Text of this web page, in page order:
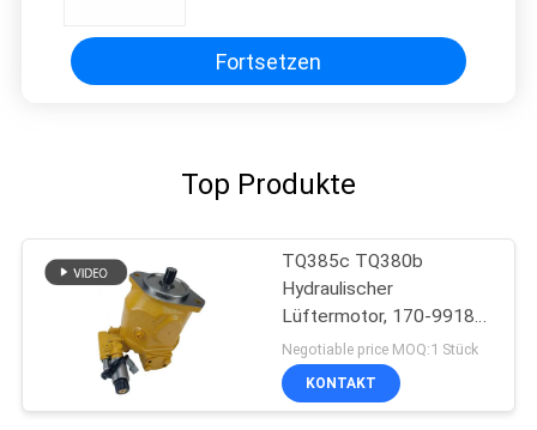
Motor Baugruppe Baumaschinen
Ersatzteile
Fortsetzen
Top Produkte
TQ385c TQ380b
Hydraulischer
Lüftermotor, 170-9918
10R3223
Kraftstoffmotor Pumpe
Negotiable price MOQ:1 Stück
KONTAKT